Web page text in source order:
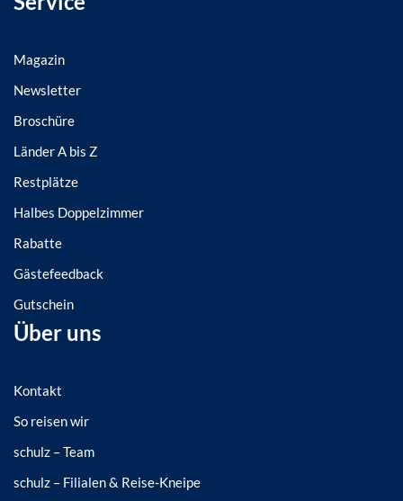
Magazin
Newsletter
Broschüre
Länder A bis Z
Restplätze
Halbes Doppelzimmer
Rabatte
Gästefeedback
Gutschein
Über uns
Kontakt
So reisen wir
schulz – Team
schulz – Filialen & Reise-Kneipe